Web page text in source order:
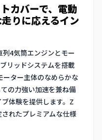
カバーで、電動
りに応えるイン
列4気筒エンジンとモー
リッドシステムを搭載
ーター主体のなめらかな
の力強い加速を兼ね備
体験を提供します。Z
れたプレミアムな仕様